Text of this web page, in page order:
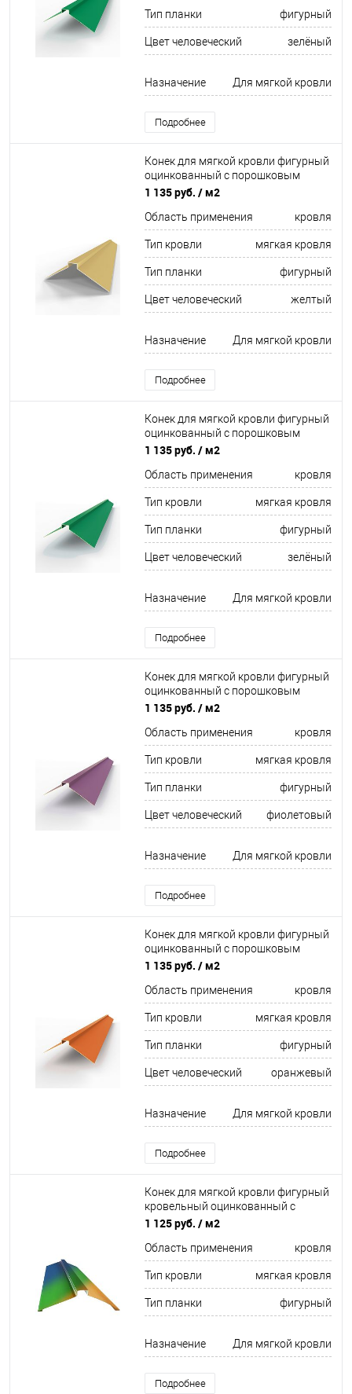
Тип планки фигурный
Цвет человеческий зелёный
Назначение Для мягкой кровли
Подробнее
Конек для мягкой кровли фигурный
оцинкованный c порошковым
покрытием 0,45мм RAL 1002
1 135 руб. / м2
Область применения кровля
Тип кровли мягкая кровля
Тип планки фигурный
Цвет человеческий желтый
Назначение Для мягкой кровли
Подробнее
Конек для мягкой кровли фигурный
оцинкованный c порошковым
покрытием 0,45мм RAL 6032
1 135 руб. / м2
Область применения кровля
Тип кровли мягкая кровля
Тип планки фигурный
Цвет человеческий зелёный
Назначение Для мягкой кровли
Подробнее
Конек для мягкой кровли фигурный
оцинкованный c порошковым
покрытием 0,45мм RAL 4001
1 135 руб. / м2
Область применения кровля
Тип кровли мягкая кровля
Тип планки фигурный
Цвет человеческий фиолетовый
Назначение Для мягкой кровли
Подробнее
Конек для мягкой кровли фигурный
оцинкованный c порошковым
покрытием 0,45мм RAL 2009
1 135 руб. / м2
Область применения кровля
Тип кровли мягкая кровля
Тип планки фигурный
Цвет человеческий оранжевый
Назначение Для мягкой кровли
Подробнее
Конек для мягкой кровли фигурный
кровельный оцинкованный с
порошковым покрытием 0,45мм
1 125 руб. / м2
Область применения кровля
Тип кровли мягкая кровля
Тип планки фигурный
Назначение Для мягкой кровли
Подробнее